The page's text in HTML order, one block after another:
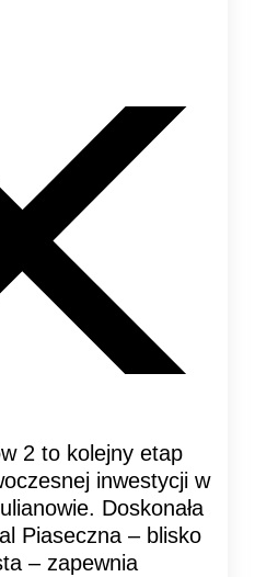
2 to kolejny etap
inwestycji w
Doskonała
Piaseczna – blisko
– zapewnia